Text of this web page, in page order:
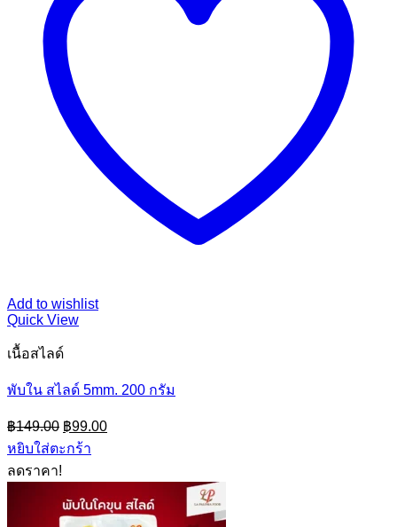
Add to wishlist
Quick View
เนื้อสไลด์
พับใน สไลด์ 5mm. 200 กรัม
฿149.00 Original
price
was:
฿99.00Current
price
หยิบใส่ตะกร้า
ลดราคา!